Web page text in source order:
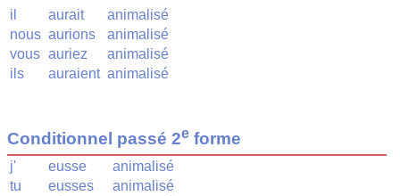
il
aurait
animalisé
nous aurions
animalisé
vous auriez
animalisé
ils
auraient animalisé
Conditionnel passé 2e forme
j' eusse
animalisé
tu
eusses
animalisé